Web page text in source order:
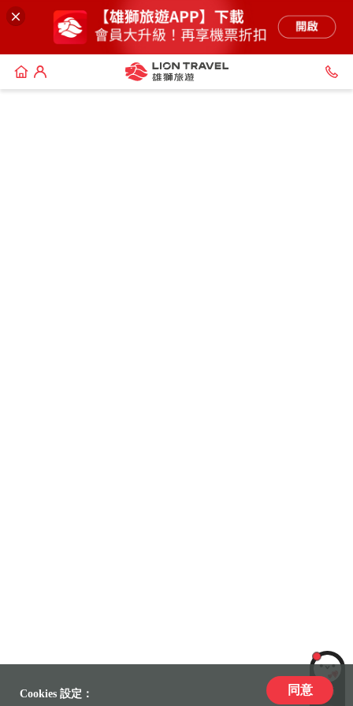
LiLi
Cookies 設定： 同意